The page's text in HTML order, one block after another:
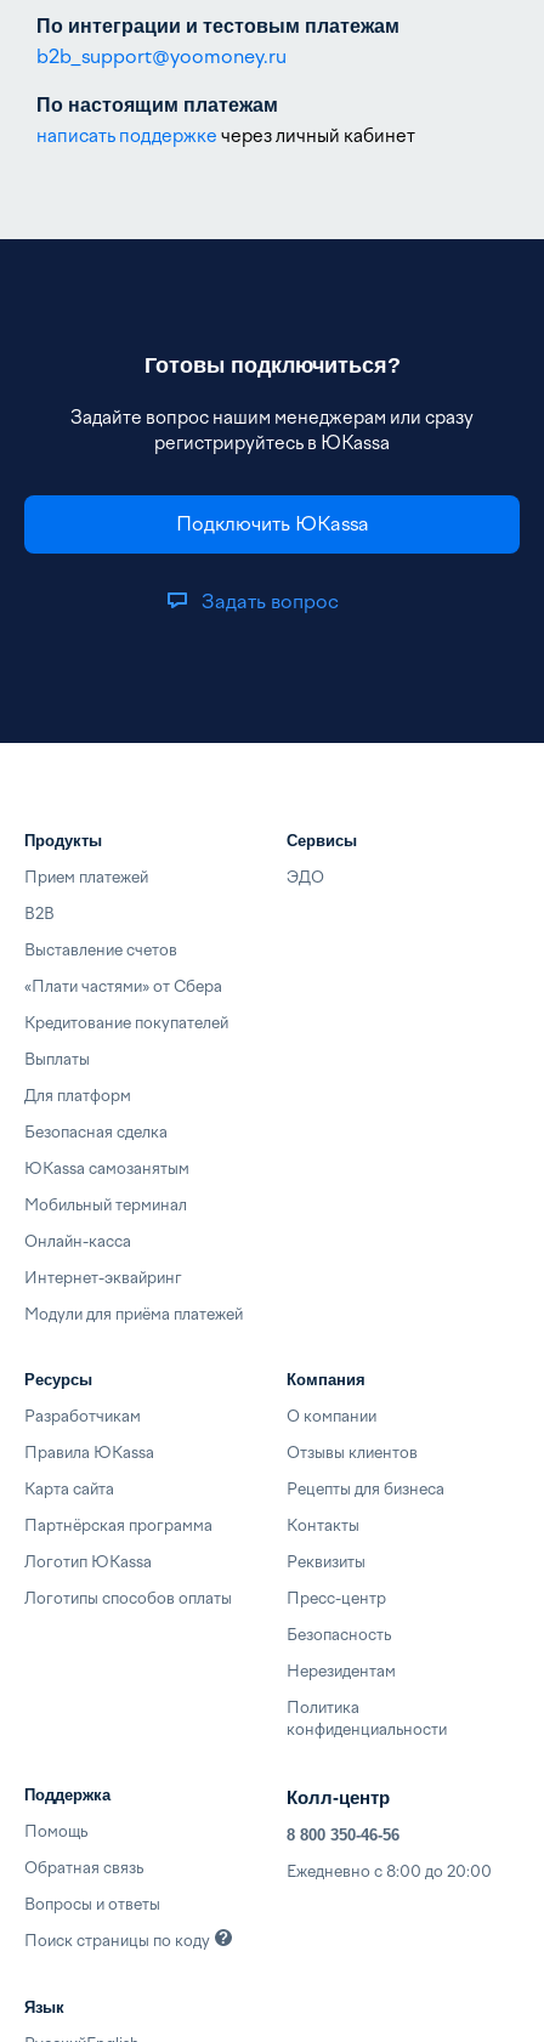
По интеграции и тестовым платежам
b2b_support@yoomoney.ru
По настоящим платежам
написать поддержке через личный кабинет
Готовы подключиться?
Задайте вопрос нашим менеджерам или сразу
регистрируйтесь в ЮKassa
Подключить ЮKassa
Задать вопрос
Продукты
Прием платежей
B2B
Выставление счетов
«Плати частями» от Сбера
Кредитование покупателей
Выплаты
Для платформ
Безопасная сделка
ЮKassa самозанятым
Мобильный терминал
Онлайн-касса
Интернет-эквайринг
Модули для приёма платежей
Сервисы
ЭДО
Ресурсы
Разработчикам
Правила ЮKassa
Карта сайта
Партнёрская программа
Логотип ЮKassa
Логотипы способов оплаты
Компания
О компании
Отзывы клиентов
Рецепты для бизнеса
Контакты
Реквизиты
Пресс-центр
Безопасность
Нерезидентам
Политика
конфиденциальности
Поддержка
Помощь
Обратная связь
Вопросы и ответы
Поиск страницы по коду
Колл-центр
8 800 350-46-56
Ежедневно с 8:00 до 20:00
Язык